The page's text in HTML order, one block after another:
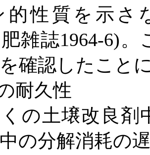
的性質を示さ
肥雑誌1964-6)
確認したこと
耐久性
土壌改良剤
の分解消耗の